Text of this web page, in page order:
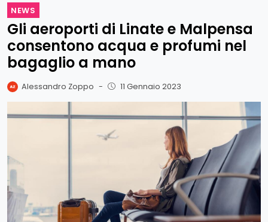
NEWS
Gli aeroporti di Linate e Malpensa
consentono acqua e profumi nel
bagaglio a mano
Alessandro Zoppo - 11 Gennaio 2023